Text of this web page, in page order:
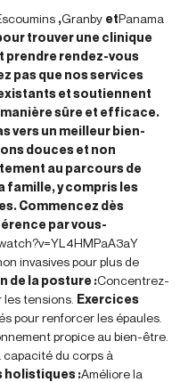
,Granby etPanama
trouver une clinique
prendre rendez-vous
pas que nos services
et soutiennent
sûre et efficace.
vers un meilleur bien-
douces et non
au parcours de
famille, y compris les
Commencez dès
par vous-
invasives pour plus de
de la posture :Concentrez-
les tensions. Exercices
pour renforcer les épaules.
propice au bien-être.
du corps à
holistiques :Améliore la